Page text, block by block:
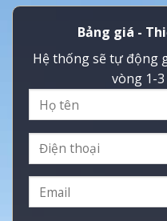
Bảng giá -
Hệ thống sẽ tự động
vòng 1-